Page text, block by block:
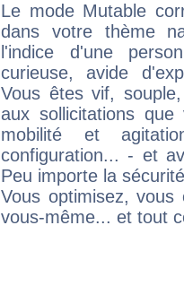
Le mode Mutable
dans votre thème
l'indice d'une
curieuse, avide
Vous êtes vif,
aux sollicitations
mobilité et
configuration... - et
Peu importe la
Vous optimisez, vous
vous-même... et tout